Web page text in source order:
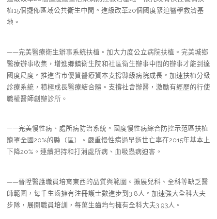
植15個擺佈區域公共衛生中間。進級改革20個國度緊迫醫學救濟基
地。
——完美醫療衛生辦事系統扶植。加大力度公立病院扶植。完美城鄉
醫療辦事收集，增進鄉鎮衛生院和社區衛生辦事中間的辦事才能到達
國度尺度。推進省市優質醫療資本支撐縣級病院成長。加速扶植分級
診療系統，積極成長醫療結合體。支撐社會辦醫，激勵有經歷的行使
職權醫師創辦診所。
——完美慢性病、處所病防治系統。國度慢性病綜合防控示范區扶植
籠罩全國20%的縣（區）。嚴重慢性病過早逝世亡率在2015年基本上
下降20%。連續把持和打消處所病、血吸蟲病迫害。
——晉陞醫護職員培育東西的品質與範圍。擴展兒科、全科等缺乏醫
師範圍，每千生齒擁有注冊護士數進步到3.8人。加速強大全科大夫
步隊，展開職員培訓，每萬生齒均勻擁有全科大夫3.93人。